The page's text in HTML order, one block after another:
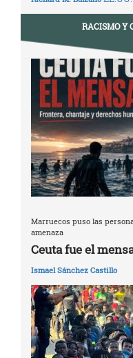
RACISMO Y
Marruecos puso las
amenaza
Ceuta fue el
Ismael Sánchez Castillo